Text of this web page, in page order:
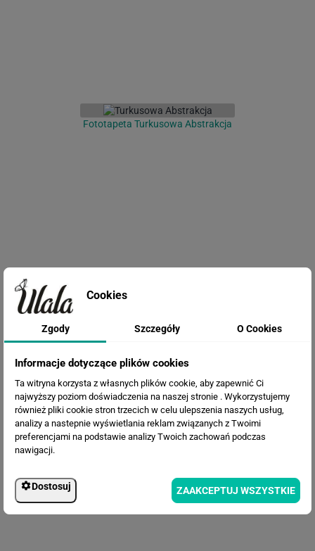
Fototapeta Turkusowa Abstrakcja
Cookies
Zgody Szczegóły O Cookies
Informacje dotyczące plików cookies
Ta witryna korzysta z własnych plików cookie, aby zapewnić Ci
najwyższy poziom doświadczenia na naszej stronie . Wykorzystujemy
również pliki cookie stron trzecich w celu ulepszenia naszych usług,
analizy a nastepnie wyświetlania reklam związanych z Twoimi
preferencjami na podstawie analizy Twoich zachowań podczas
nawigacji.
Dostosuj ZAAKCEPTUJ WSZYSTKIE